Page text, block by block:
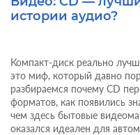
истории аудио?
Компакт-диск реально
это миф, который давно
разбираемся почему CD
форматов, как появились
чем здесь бытовые
оказался идеален для